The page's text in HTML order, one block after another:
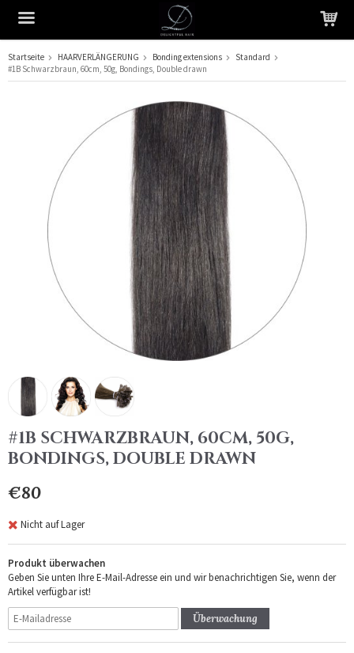
Das Produkt wurde in Ihren Warenkorb gelegt
Startseite HAARVERLÄNGERUNG Bonding extensions
Standard
#1B Schwarzbraun, 60cm, 50g, Bondings, Double drawn
#1B SCHWARZBRAUN, 60CM, 50G,
BONDINGS, DOUBLE DRAWN
€80
Nicht auf Lager
Produkt überwachen
Geben Sie unten Ihre E-Mail-Adresse ein und wir benachrichtigen Sie, wenn der
Artikel verfügbar ist!
Überwachung